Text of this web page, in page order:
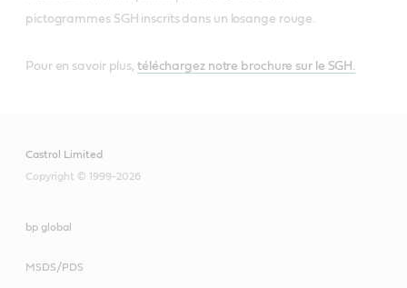
pictogrammes SGH inscrits dans un losange rouge.
Pour en savoir plus, téléchargez notre brochure sur le SGH.
Castrol Limited
Copyright © 1999-2026
bp global
MSDS/PDS